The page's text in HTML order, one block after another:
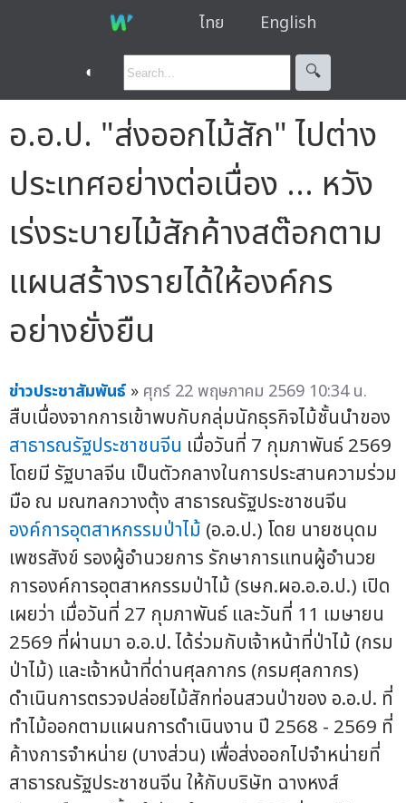
ไทย English
◐ 🔍︎
อ.อ.ป. "ส่งออกไม้สัก" ไปต่าง
ประเทศอย่างต่อเนื่อง ... หวัง
เร่งระบายไม้สักค้างสต๊อกตาม
แผนสร้างรายได้ให้องค์กร
อย่างยั่งยืน
ข่าวประชาสัมพันธ์ » ศุกร์ 22 พฤษภาคม 2569 10:34 น.
สืบเนื่องจากการเข้าพบกับกลุ่มนักธุรกิจไม้ชั้นนำของ
สาธารณรัฐประชาชนจีน เมื่อวันที่ 7 กุมภาพันธ์ 2569
โดยมี รัฐบาลจีน เป็นตัวกลางในการประสานความร่วม
มือ ณ มณฑลกวางตุ้ง สาธารณรัฐประชาชนจีน
องค์การอุตสาหกรรมป่าไม้ (อ.อ.ป.) โดย นายชนุดม
เพชรสังข์ รองผู้อำนวยการ รักษาการแทนผู้อำนวย
การองค์การอุตสาหกรรมป่าไม้ (รษก.ผอ.อ.อ.ป.) เปิด
เผยว่า เมื่อวันที่ 27 กุมภาพันธ์ และวันที่ 11 เมษายน
2569 ที่ผ่านมา อ.อ.ป. ได้ร่วมกับเจ้าหน้าที่ป่าไม้ (กรม
ป่าไม้) และเจ้าหน้าที่ด่านศุลกากร (กรมศุลกากร)
ดำเนินการตรวจปล่อยไม้สักท่อนสวนป่าของ อ.อ.ป. ที่
ทำไม้ออกตามแผนการดำเนินงาน ปี 2568 - 2569 ที่
ค้างการจำหน่าย (บางส่วน) เพื่อส่งออกไปจำหน่ายที่
สาธารณรัฐประชาชนจีน ให้กับบริษัท ฉางหงส์